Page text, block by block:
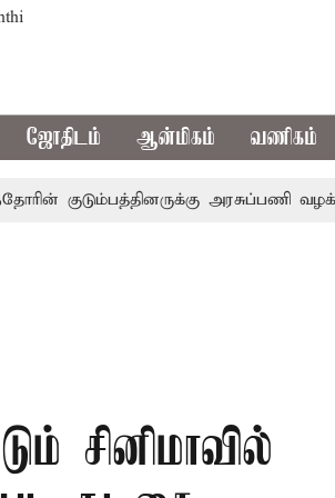
ஜோதிடம் ஆன்மிகம் வணிகம்
குடும்பத்தினருக்கு அரசுப்பணி வழக்கு;
சினிமாவில்